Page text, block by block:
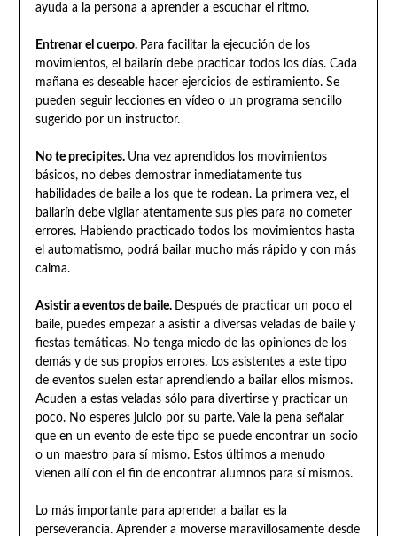
ayuda a la persona a aprender a escuchar el ritmo.
Entrenar el cuerpo. Para facilitar la ejecución de los
movimientos, el bailarín debe practicar todos los días. Cada
mañana es deseable hacer ejercicios de estiramiento. Se
pueden seguir lecciones en vídeo o un programa sencillo
sugerido por un instructor.
No te precipites. Una vez aprendidos los movimientos
básicos, no debes demostrar inmediatamente tus
habilidades de baile a los que te rodean. La primera vez, el
bailarín debe vigilar atentamente sus pies para no cometer
errores. Habiendo practicado todos los movimientos hasta
el automatismo, podrá bailar mucho más rápido y con más
calma.
Asistir a eventos de baile. Después de practicar un poco el
baile, puedes empezar a asistir a diversas veladas de baile y
fiestas temáticas. No tenga miedo de las opiniones de los
demás y de sus propios errores. Los asistentes a este tipo
de eventos suelen estar aprendiendo a bailar ellos mismos.
Acuden a estas veladas sólo para divertirse y practicar un
poco. No esperes juicio por su parte. Vale la pena señalar
que en un evento de este tipo se puede encontrar un socio
o un maestro para sí mismo. Estos últimos a menudo
vienen allí con el fin de encontrar alumnos para sí mismos.
Lo más importante para aprender a bailar es la
perseverancia. Aprender a moverse maravillosamente desde